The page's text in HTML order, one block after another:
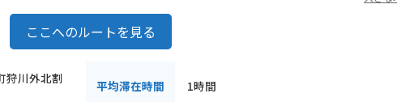
ここへのルートを見る
狩川外北割
平均滞在時間 1時間